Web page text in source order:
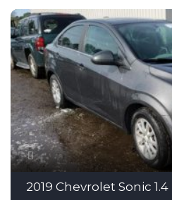
2019 Chevrolet Sonic 1.4